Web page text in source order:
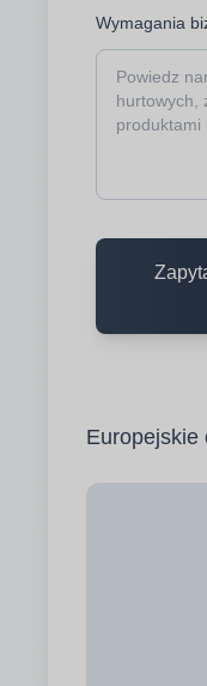
Wymagania
Europejskie